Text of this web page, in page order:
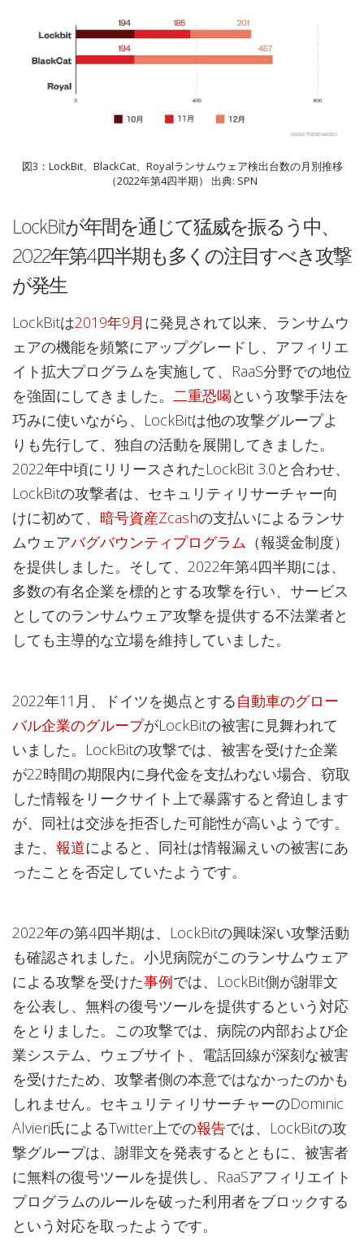
図3：LockBit、BlackCat、Royalランサムウェア検出台数の月別推移
（2022年第4四半期） 出典: SPN
LockBitが年間を通じて猛威を振るう中、
2022年第4四半期も多くの注目すべき攻撃
が発生
LockBitは2019年9月 に発見されて以来、ランサムウ
ェアの機能を頻繁にアップグレードし、アフィリエ
イト拡大プログラムを実施して、RaaS分野での地位
を強固にしてきました。 二重恐喝という攻撃手法を
巧みに使いながら、LockBitは他の攻撃グループよ
りも先行して、独自の活動を展開してきました。
2022年中頃にリリースされたLockBit 3.0と合わせ、
LockBitの攻撃者は、セキュリティリサーチャー向
けに初めて、 暗号資産Zcashの支払いによるランサ
ムウェアバグバウンティプログラム （報奨金制度）
を提供しました。そして、2022年第4四半期には、
多数の有名企業を標的とする攻撃を行い、サービス
としてのランサムウェア攻撃を提供する不法業者と
しても主導的な立場を維持していました。
2022年11月、ドイツを拠点とする自動車のグロー
バル企業のグループがLockBitの被害に見舞われて
いました。LockBitの攻撃では、被害を受けた企業
が22時間の期限内に身代金を支払わない場合、窃取
した情報をリークサイト上で暴露すると脅迫します
が、同社は交渉を拒否した可能性が高いようです。
また、 報道によると、同社は情報漏えいの被害にあ
ったことを否定していたようです。
2022年の第4四半期は、LockBitの興味深い攻撃活動
も確認されました。小児病院がこのランサムウェア
による攻撃を受けた事例では、LockBit側が謝罪文
を公表し、無料の復号ツールを提供するという対応
をとりました。この攻撃では、病院の内部および企
業システム、ウェブサイト、電話回線が深刻な被害
を受けたため、攻撃者側の本意ではなかったのかも
しれません。セキュリティリサーチャーのDominic
Alvieri氏によるTwitter上での報告では、LockBitの攻
撃グループは、謝罪文を発表するとともに、被害者
に無料の復号ツールを提供し、RaaSアフィリエイト
プログラムのルールを破った利用者をブロックする
という対応を取ったようです。